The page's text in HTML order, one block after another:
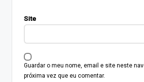
Site
Guardar o meu nome, email e site neste
próxima vez que eu comentar.